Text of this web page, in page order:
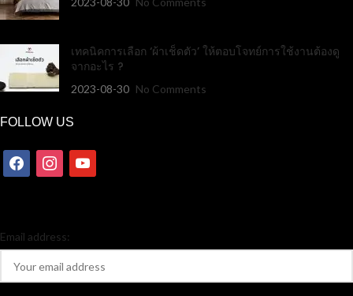
เทคนิคการเลือก ‘ผ้าเช็ดตัว’ ให้ตอบโจทย์การใช้งานต้องดู
จากอะไร ?
2023-08-30 No Comments
FOLLOW US
Email address: